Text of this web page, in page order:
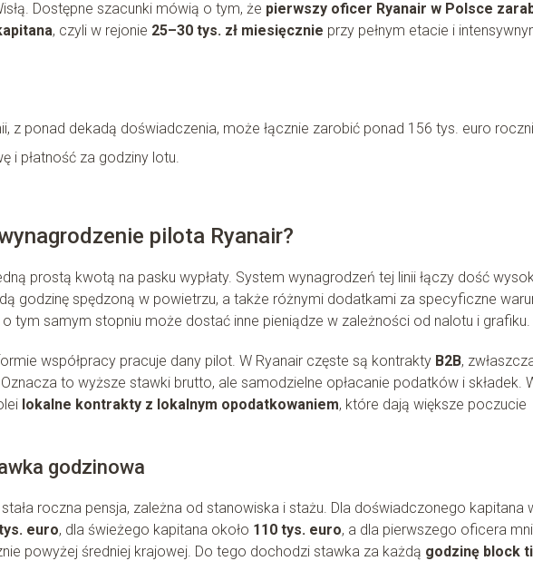
Dostępne szacunki mówią o tym, że pierwszy oficer Ryanair w Polsce
, czyli w rejonie 25–30 tys. zł miesięcznie przy pełnym etacie i
z ponad dekadą doświadczenia, może łącznie zarobić ponad 156 tys. euro
i płatność za godziny lotu.
pilota Ryanair?
prostą kwotą na pasku wypłaty. System wynagrodzeń tej linii łączy dość
godzinę spędzoną w powietrzu, a także różnymi dodatkami za specyficzne
tym samym stopniu może dostać inne pieniądze w zależności od nalotu i grafiku.
współpracy pracuje dany pilot. W Ryanair częste są kontrakty B2B,
to wyższe stawki brutto, ale samodzielne opłacanie podatków i składek.
lokalne kontrakty z lokalnym opodatkowaniem, które dają większe poczucie
godzinowa
roczna pensja, zależna od stanowiska i stażu. Dla doświadczonego kapitana
euro, dla świeżego kapitana około 110 tys. euro, a dla pierwszego oficera
powyżej średniej krajowej. Do tego dochodzi stawka za każdą godzinę block